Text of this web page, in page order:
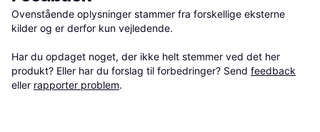
Ovenstående oplysninger stammer fra forskellige eksterne
kilder og er derfor kun vejledende.
Har du opdaget noget, der ikke helt stemmer ved det her
produkt? Eller har du forslag til forbedringer? Send feedback
eller rapporter problem.